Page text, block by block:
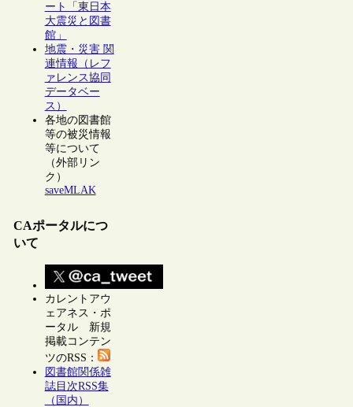
ート「東日本
大震災と図書
館」
地震・災害 関
連情報（レフ
ァレンス協同
データベー
ス）
各地の図書館
等の被災情報
等について
（外部リン
ク）
saveMLAK
CAポータルにつ
いて
カレントアウ
ェアネス・ポ
ータル 新規
掲載コンテン
ツのRSS：
図書館関係雑
誌目次RSS集
（国内）